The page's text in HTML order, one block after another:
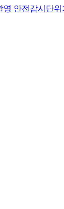
영 안전감시단위